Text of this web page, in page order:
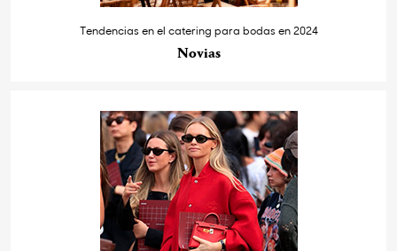
Tendencias en el catering para bodas en 2024
Novias